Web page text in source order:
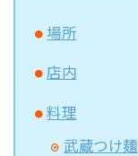
場所
店内
料理
武蔵つけ麺